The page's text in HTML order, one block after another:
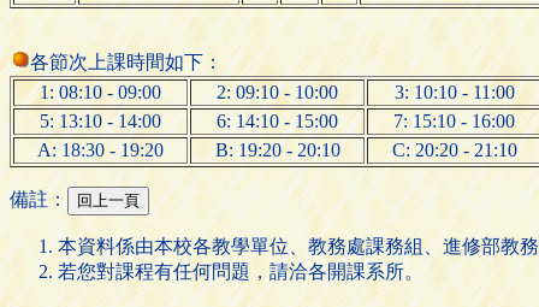
各節次上課時間如下：
1: 08:10 - 09:00
2: 09:10 - 10:00
3: 10:10 - 11:00
5: 13:10 - 14:00
6: 14:10 - 15:00
7: 15:10 - 16:00
A: 18:30 - 19:20
B: 19:20 - 20:10 C: 20:20 - 21:10
備註：
本資料係由本校各教學單位、教務處課務組、進修部教
若您對課程有任何問題，請洽各開課系所。